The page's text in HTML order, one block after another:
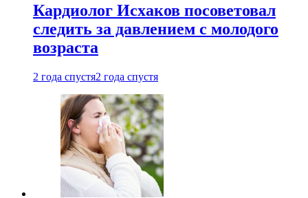
Кардиолог Исхаков посоветовал
следить за давлением с молодого
возраста
2 года спустя2 года спустя